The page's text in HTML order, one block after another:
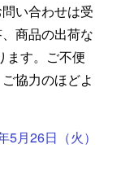
い合わせは受
商品の出荷な
ます。ご不便
協力のほどよ
5月26日（火）